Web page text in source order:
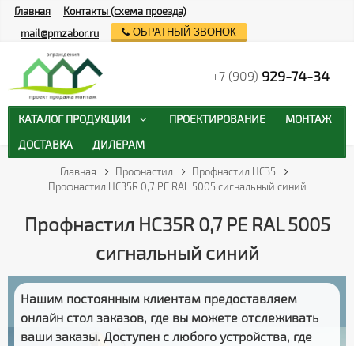
Главная Профнастил
Профнастил НС35
Профнастил HC35R 0,7 PE RAL 5005 сигнальный синий
Профнастил HC35R 0,7 PE RAL 5005
сигнальный синий
Нашим постоянным клиентам предоставляем
онлайн стол заказов, где вы можете отслеживать
ваши заказы. Доступен с любого устройства, где
Главная
Контакты (схема проезда)
mail@pmzabor.ru
ОБРАТНЫЙ ЗВОНОК
+7 (909) 929-74-34
КАТАЛОГ ПРОДУКЦИИ ПРОЕКТИРОВАНИЕ
МОНТАЖ
ДОСТАВКА
ДИЛЕРАМ